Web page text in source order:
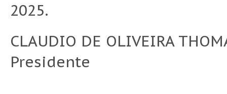
2025.
CLAUDIO DE OLIVEIRA
Presidente